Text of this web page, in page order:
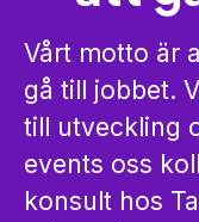
Vårt motto är
gå till jobbet.
till utveckling
events oss
konsult hos